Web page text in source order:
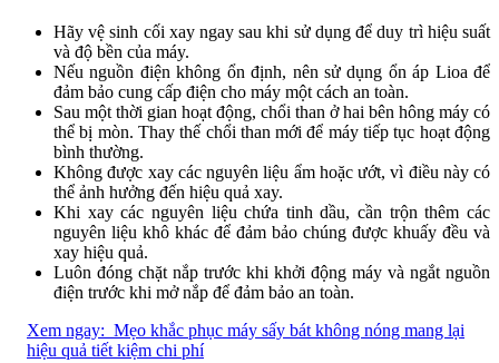
Hãy vệ sinh cối xay ngay sau khi sử dụng để duy trì hiệu suất
và độ bền của máy.
Nếu nguồn điện không ổn định, nên sử dụng ổn áp Lioa để
đảm bảo cung cấp điện cho máy một cách an toàn.
Sau một thời gian hoạt động, chổi than ở hai bên hông máy có
thể bị mòn. Thay thế chổi than mới để máy tiếp tục hoạt động
bình thường.
Không được xay các nguyên liệu ẩm hoặc ướt, vì điều này có
thể ảnh hưởng đến hiệu quả xay.
Khi xay các nguyên liệu chứa tinh dầu, cần trộn thêm các
nguyên liệu khô khác để đảm bảo chúng được khuấy đều và
xay hiệu quả.
Luôn đóng chặt nắp trước khi khởi động máy và ngắt nguồn
điện trước khi mở nắp để đảm bảo an toàn.
Xem ngay: Mẹo khắc phục máy sấy bát không nóng mang lại
hiệu quả tiết kiệm chi phí